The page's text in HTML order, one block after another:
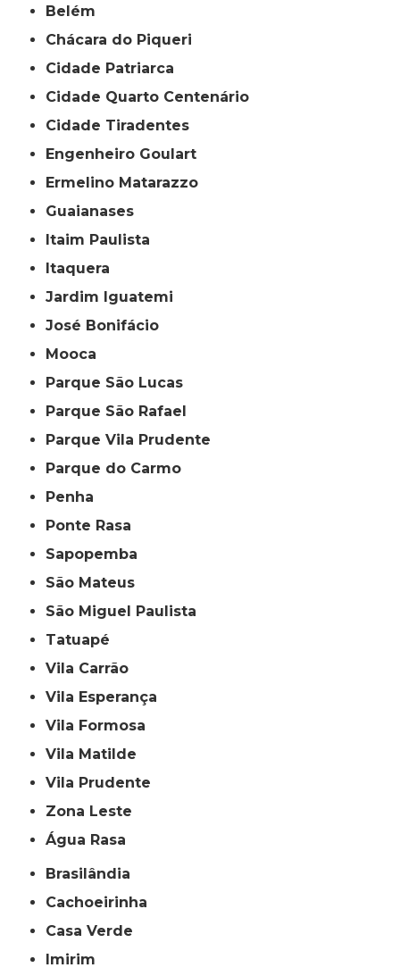
Belém
Chácara do Piqueri
Cidade Patriarca
Cidade Quarto Centenário
Cidade Tiradentes
Engenheiro Goulart
Ermelino Matarazzo
Guaianases
Itaim Paulista
Itaquera
Jardim Iguatemi
José Bonifácio
Mooca
Parque São Lucas
Parque São Rafael
Parque Vila Prudente
Parque do Carmo
Penha
Ponte Rasa
Sapopemba
São Mateus
São Miguel Paulista
Tatuapé
Vila Carrão
Vila Esperança
Vila Formosa
Vila Matilde
Vila Prudente
Zona Leste
Água Rasa
Brasilândia
Cachoeirinha
Casa Verde
Imirim